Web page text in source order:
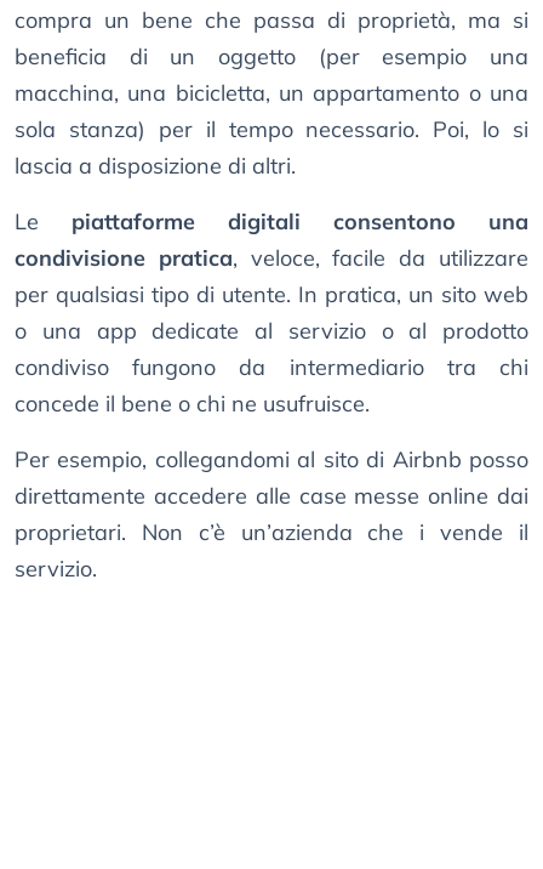
compra un bene che passa di proprietà, ma si
beneficia di un oggetto (per esempio una
macchina, una bicicletta, un appartamento o una
sola stanza) per il tempo necessario. Poi, lo si
lascia a disposizione di altri.
Le piattaforme digitali consentono una
condivisione pratica, veloce, facile da utilizzare
per qualsiasi tipo di utente. In pratica, un sito web
o una app dedicate al servizio o al prodotto
condiviso fungono da intermediario tra chi
concede il bene o chi ne usufruisce.
Per esempio, collegandomi al sito di Airbnb posso
direttamente accedere alle case messe online dai
proprietari. Non c’è un’azienda che i vende il
servizio.